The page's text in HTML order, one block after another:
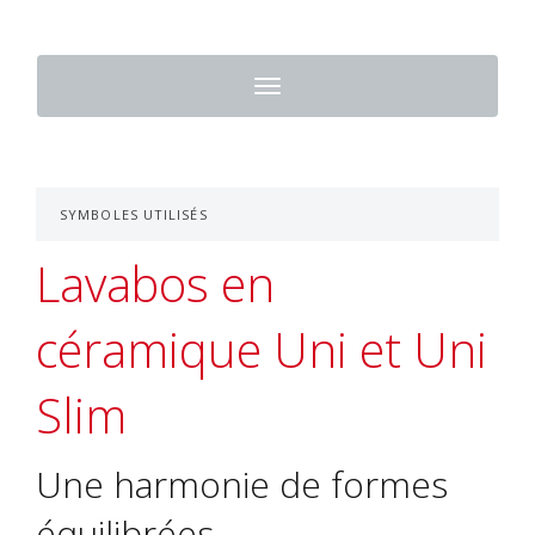
Toggle
navigation
SYMBOLES UTILISÉS
Lavabos en
céramique Uni et Uni
Slim
Une harmonie de formes